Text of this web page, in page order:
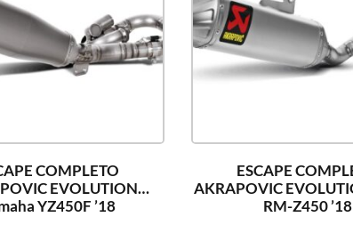
COMPLETO
EVOLUTION
YZ450F ’18
ESCAPE
AKRAPOVIC
RM-Z450 ’18